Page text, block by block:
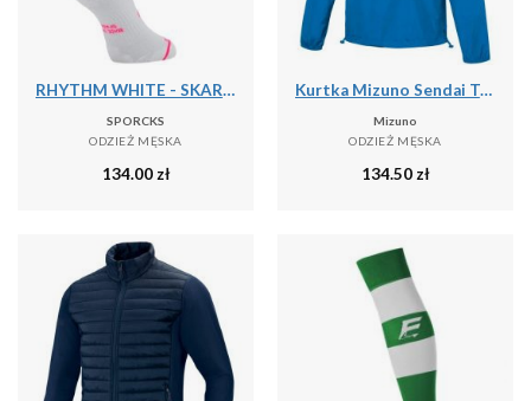
RHYTHM WHITE - SKARPETKI DO BIEGANIA
SPORCKS
ODZIEŻ MĘSKA
134.00zł
Kurtka Mizuno Sendai Trad
Mizuno
ODZIEŻ MĘSKA
134.50zł